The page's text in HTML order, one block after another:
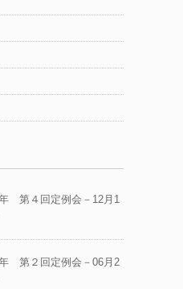
第４回定例会－12月1
第２回定例会－06月2